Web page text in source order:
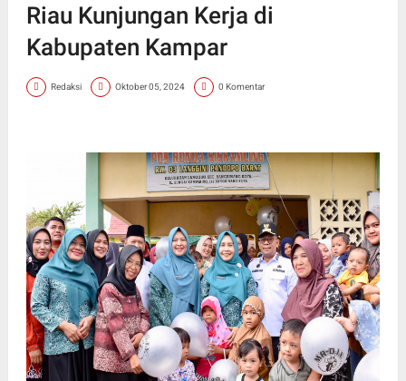
Riau Kunjungan Kerja di
Kabupaten Kampar
Redaksi Oktober 05, 2024 0 Komentar